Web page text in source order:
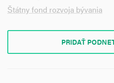
Štátny fond rozvoja bývania
PRIDAŤ